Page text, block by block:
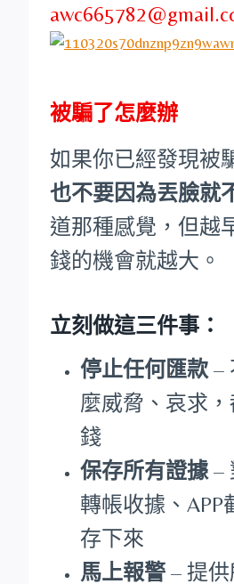
被騙了怎麼辦
如果你已經發現被
也不要因為丟臉就
道那種感覺，但越
錢的機會就越大。
立刻做這三件事：
停止任何匯款 –
麼威脅、哀求
錢
保存所有證據 –
轉帳收據、APP
存下來
馬上報警 – 提供